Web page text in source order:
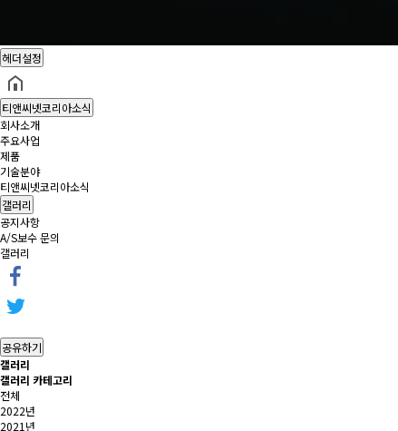
헤더설정
티앤씨넷코리아소식
회사소개
주요사업
제품
기술분야
티앤씨넷코리아소식
갤러리
공지사항
A/S보수 문의
갤러리
공유하기
갤러리
갤러리 카테고리
전체
2022년
2021년